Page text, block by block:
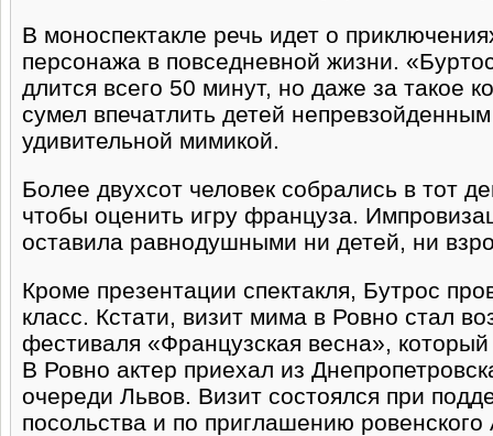
В моноспектакле речь идет о
персонажа в повседневной жизни.
длится всего 50 минут, но даже за такое
сумел впечатлить детей
удивительной мимикой.
Более двухсот человек собрались в тот
чтобы оценить игру француза.
оставила равнодушными ни детей, ни
Кроме презентации спектакля, Бутрос
класс. Кстати, визит мима в Ровно стал
фестиваля «Французская весна»,
В Ровно актер приехал из
очереди Львов. Визит состоялся при
посольства и по приглашению